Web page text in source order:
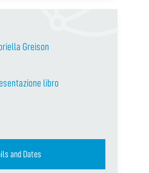
Greison
libro
and Dates